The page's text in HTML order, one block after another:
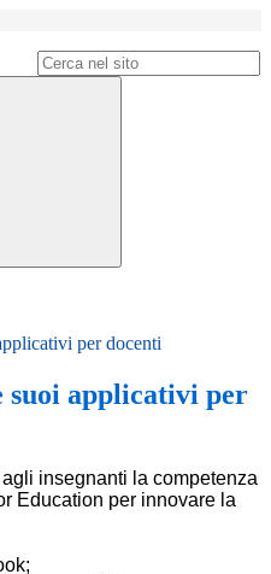
per docenti
suoi applicativi per
agli insegnanti la competenza
Education per innovare la